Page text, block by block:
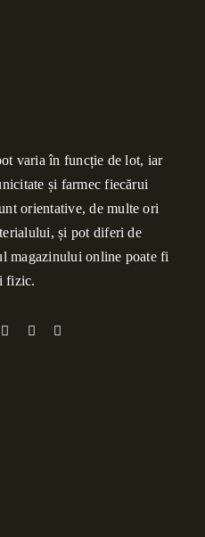
varia în funcție de lot, iar
și farmec fiecărui
orientative, de multe ori
și pot diferi de
magazinului online poate fi
fizic.